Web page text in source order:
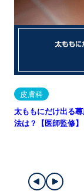
皮膚科
太ももにだけ出る
法は？【医師監修】